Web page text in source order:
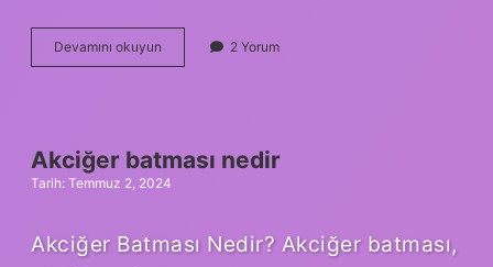
Devamını okuyun
kelimesinin
2 Yorum
Akciğer batması nedir
Tarih: Temmuz 2, 2024
Akciğer Batması Nedir? Akciğer batması,